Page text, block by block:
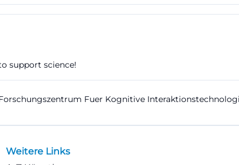
support science!
Fuer Kognitive
Weitere Links